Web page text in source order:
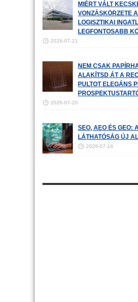
MIÉRT VÁLT
VONZÁSKÖRZETE
LOGISZTIKAI
LEGFONTOSABB
2026-07-21
NEM CSAK
ALAKÍTSD ÁT A
PULTOT ELEGÁNS
2026-07-20
SEO, AEO ÉS GEO:
LÁTHATÓSÁG ÚJ
2026-07-16